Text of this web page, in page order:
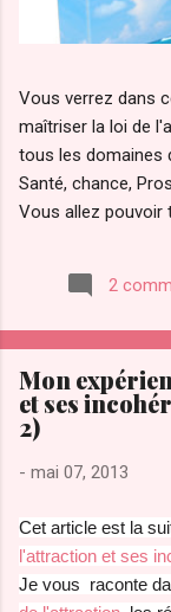
Vous verrez dans
maîtriser la loi de
tous les domaines
Santé, chance,
Vous allez pouvoir
d'attraction afin
diésiez dans votre
l’attraction et
de l’attraction a de
sortie du "film le
sages à travers
nuit des temps par
lois et le
dont Gali...
2
Mon
et ses
2)
- mai 07, 2013
Cet article est la
l'attraction et ses
Je vous raconte